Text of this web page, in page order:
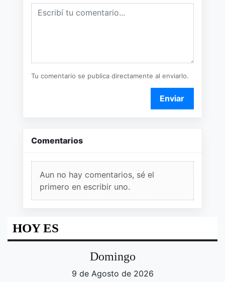
Tu comentario se publica directamente al enviarlo.
Enviar
Comentarios
Aun no hay comentarios, sé el
primero en escribir uno.
HOY ES
Domingo
9 de Agosto de 2026